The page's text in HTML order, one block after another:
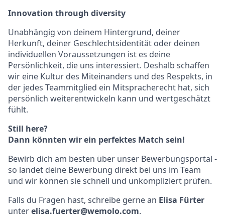
Innovation through diversity
Unabhängig von deinem Hintergrund, deiner
Herkunft, deiner Geschlechtsidentität oder deinen
individuellen Voraussetzungen ist es deine
Persönlichkeit, die uns interessiert. Deshalb schaffen
wir eine Kultur des Miteinanders und des Respekts, in
der jedes Teammitglied ein Mitspracherecht hat, sich
persönlich weiterentwickeln kann und wertgeschätzt
fühlt.
Still here?
Dann könnten wir ein perfektes Match sein!
Bewirb dich am besten über unser Bewerbungsportal -
so landet deine Bewerbung direkt bei uns im Team
und wir können sie schnell und unkompliziert prüfen.
Falls du Fragen hast, schreibe gerne an Elisa Fürter
unterelisa.fuerter@wemolo.com.